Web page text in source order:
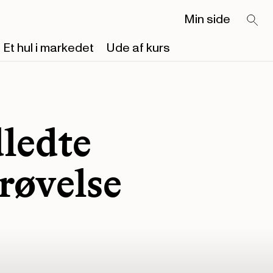
Et hul i markedet Ude af kurs
Min side